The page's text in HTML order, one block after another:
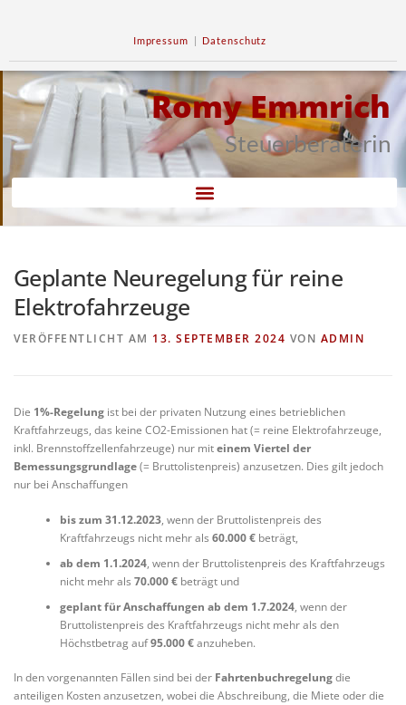
Impressum | Datenschutz
Romy Emmrich
Steuerberaterin
Geplante Neuregelung für reine
Elektrofahrzeuge
VERÖFFENTLICHT AM 13. SEPTEMBER 2024 VON ADMIN
Die 1%-Regelung ist bei der privaten Nutzung eines betrieblichen
Kraftfahrzeugs, das keine CO2-Emissionen hat (= reine Elektrofahrzeuge,
inkl. Brennstoffzellenfahrzeuge) nur miteinem Viertel der
Bemessungsgrundlage(= Bruttolistenpreis) anzusetzen. Dies gilt jedoch
nur bei Anschaffungen
bis zum 31.12.2023, wenn der Bruttolistenpreis des
Kraftfahrzeugs nicht mehr als 60.000 €beträgt,
ab dem 1.1.2024, wenn der Bruttolistenpreis des Kraftfahrzeugs
nicht mehr als 70.000 €beträgt und
geplant für Anschaffungen ab dem 1.7.2024, wenn der
Bruttolistenpreis des Kraftfahrzeugs nicht mehr als den
Höchstbetrag auf95.000 €anzuheben.
In den vorgenannten Fällen sind bei der Fahrtenbuchregelungdie
anteiligen Kosten anzusetzen, wobei die Abschreibung, die Miete oder die